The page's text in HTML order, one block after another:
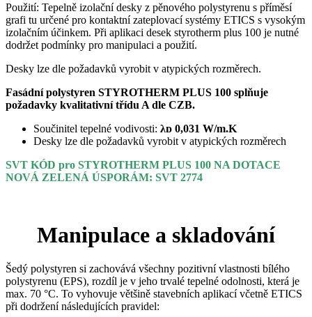
Použití: Tepelně izolační desky z pěnového polystyrenu s příměsí
grafi tu určené pro kontaktní zateplovací systémy ETICS s vysokým
izolačním účinkem. Při aplikaci desek styrotherm plus 100 je nutné
dodržet podmínky pro manipulaci a použití.
Desky lze dle požadavků vyrobit v atypických rozměrech.
Fasádní polystyren STYROTHERM PLUS 100 splňuje
požadavky kvalitativní třídu A dle CZB.
Součinitel tepelné vodivosti: λᴅ 0,031 W/m.K
Desky lze dle požadavků vyrobit v atypických rozměrech
SVT KÓD pro STYROTHERM PLUS 100 NA DOTACE
NOVÁ ZELENÁ ÚSPORÁM: SVT 2774
Manipulace a skladování
Šedý polystyren si zachovává všechny pozitivní vlastnosti bílého
polystyrenu (EPS), rozdíl je v jeho trvalé tepelné odolnosti, která je
max. 70 °C. To vyhovuje většině stavebních aplikací včetně ETICS
při dodržení následujících pravidel: